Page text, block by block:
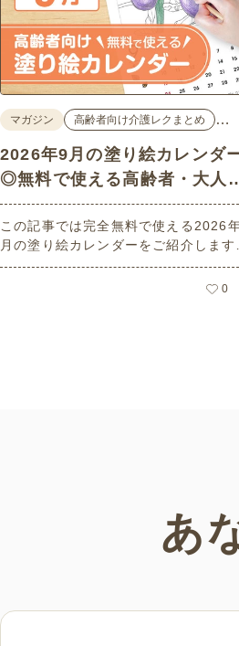
マガジン 高齢者向け介護レクまとめ …
2026年9月の塗り絵カレンダ
◎無料で使える高齢者・大人
け素材
この記事では完全無料で使える2026
月の塗り絵カレンダーをご紹介します
人気で定番のお花モチーフのイラスト
秋の思い出のイラストなど、使いやす
0
あ